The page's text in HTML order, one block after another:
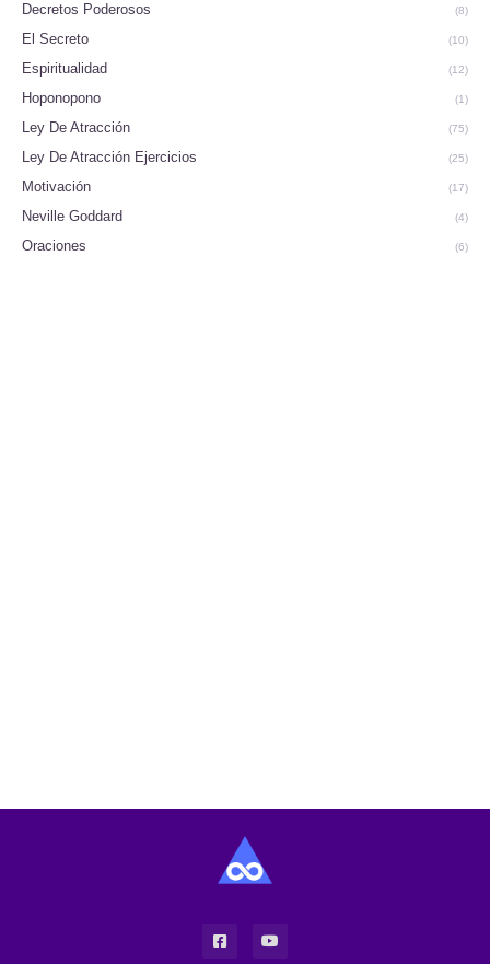
Decretos Poderosos (8)
El Secreto (10)
Espiritualidad (12)
Hoponopono (1)
Ley De Atracción (75)
Ley De Atracción Ejercicios (25)
Motivación (17)
Neville Goddard (4)
Oraciones (6)